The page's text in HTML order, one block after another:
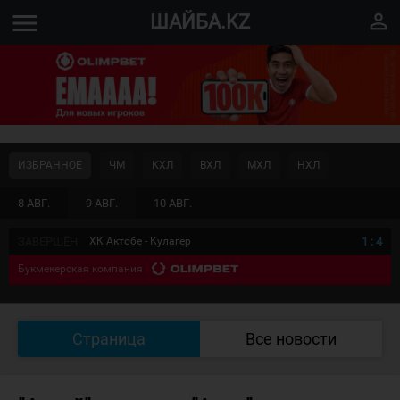
menu ШАЙБА.KZ perm_identity
8 АВГ. 9 АВГ. 10 АВГ.
ИЗБРАННОЕ ЧМ КХЛ ВХЛ МХЛ НХЛ
ХК Актобе - Кулагер 1 : 4
Букмекерская компания
Страница Все новости